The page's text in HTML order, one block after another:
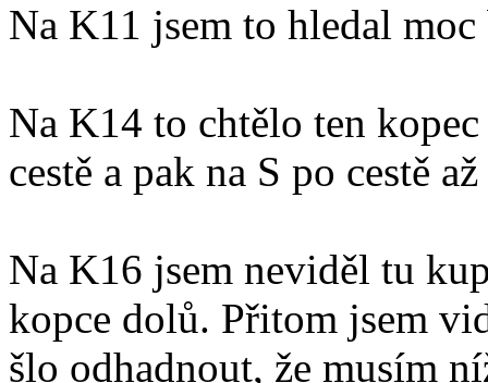
Na K11 jsem to hledal moc
Na K14 to chtělo ten
cestě a pak na S po cestě
Na K16 jsem neviděl tu
kopce dolů. Přitom jsem
šlo odhadnout, že musím